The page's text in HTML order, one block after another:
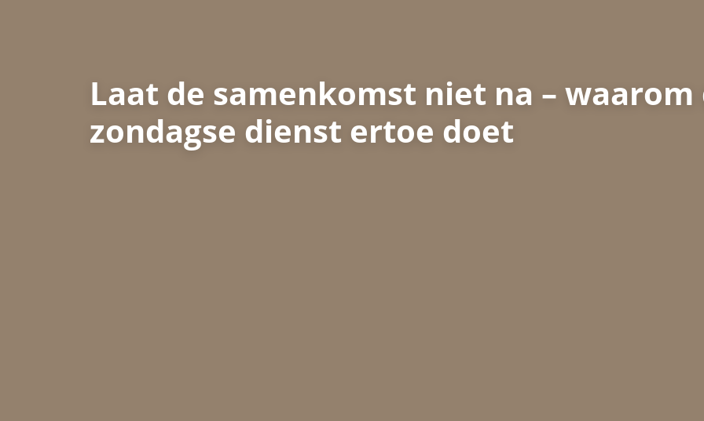
Laat de samenkomst niet na – waarom
zondagse dienst ertoe doet